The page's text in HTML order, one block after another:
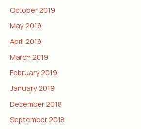
October 2019
May 2019
April 2019
March 2019
February 2019
January 2019
December 2018
September 2018